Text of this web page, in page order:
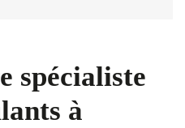
spécialiste
à